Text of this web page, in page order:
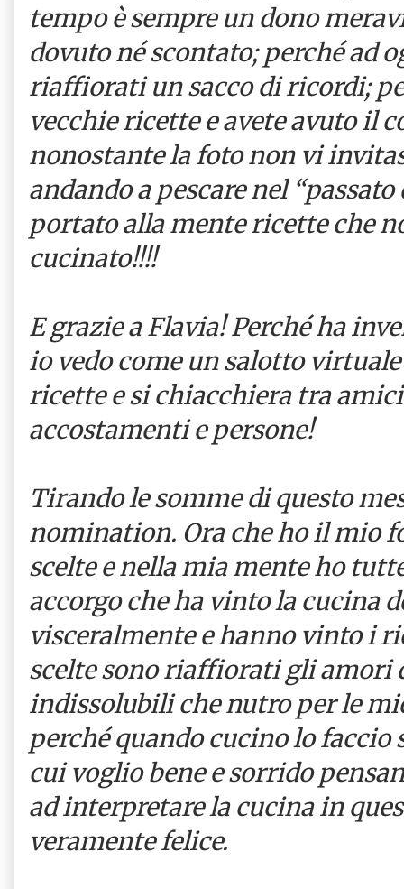
tempo è sempre un dono
dovuto né scontato; perché ad
riaffiorati un sacco di ricordi;
vecchie ricette e avete avuto il
nonostante la foto non vi
andando a pescare nel
portato alla mente ricette che
cucinato!!!!
E grazie a Flavia! Perché ha
io vedo come un salotto
ricette e si chiacchiera tra
accostamenti e persone!
Tirando le somme di questo
nomination. Ora che ho il mio
scelte e nella mia mente ho
accorgo che ha vinto la cucina
visceralmente e hanno vinto i
scelte sono riaffiorati gli amori
indissolubili che nutro per le
perché quando cucino lo faccio
cui voglio bene e sorrido
ad interpretare la cucina in
veramente felice.